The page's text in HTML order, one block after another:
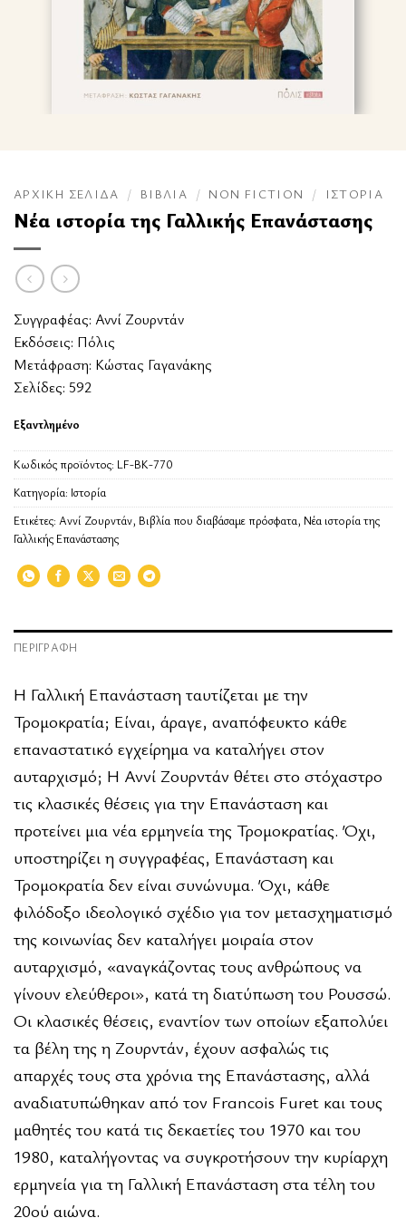
ΑΡΧΙΚΉ ΣΕΛΊΔΑ / ΒΙΒΛΊΑ / NON FICTION / ΙΣΤΟΡΊΑ
Νέα ιστορία της Γαλλικής Επανάστασης
Συγγραφέας: Αννί Ζουρντάν
Εκδόσεις: Πόλις
Μετάφραση: Κώστας Γαγανάκης
Σελίδες: 592
Εξαντλημένο
Κωδικός προϊόντος: LF-BK-770
Κατηγορία: Ιστορία
Ετικέτες: Αννί Ζουρντάν, Βιβλία που διαβάσαμε πρόσφατα, Νέα ιστορία της
Γαλλικής Επανάστασης
ΠΕΡΙΓΡΑΦΉ
Η Γαλλική Επανάσταση ταυτίζεται με την
Τρομοκρατία; Είναι, άραγε, αναπόφευκτο κάθε
επαναστατικό εγχείρημα να καταλήγει στον
αυταρχισμό; Η Αννί Ζουρντάν θέτει στο στόχαστρο
τις κλασικές θέσεις για την Επανάσταση και
προτείνει μια νέα ερμηνεία της Τρομοκρατίας. Όχι,
υποστηρίζει η συγγραφέας, Επανάσταση και
Τρομοκρατία δεν είναι συνώνυμα. Όχι, κάθε
φιλόδοξο ιδεολογικό σχέδιο για τον μετασχηματισμό
της κοινωνίας δεν καταλήγει μοιραία στον
αυταρχισμό, «αναγκάζοντας τους ανθρώπους να
γίνουν ελεύθεροι», κατά τη διατύπωση του Ρουσσώ.
Οι κλασικές θέσεις, εναντίον των οποίων εξαπολύει
τα βέλη της η Ζουρντάν, έχουν ασφαλώς τις
απαρχές τους στα χρόνια της Επανάστασης, αλλά
αναδιατυπώθηκαν από τον Francois Furet και τους
μαθητές του κατά τις δεκαετίες του 1970 και του
1980, καταλήγοντας να συγκροτήσουν την κυρίαρχη
ερμηνεία για τη Γαλλική Επανάσταση στα τέλη του
20ού αιώνα.